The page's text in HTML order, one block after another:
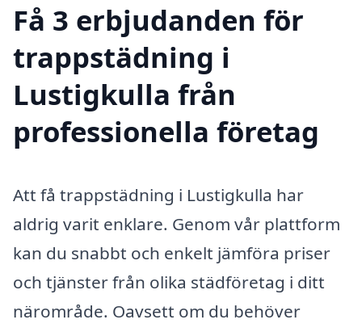
Få 3 erbjudanden för
trappstädning i
Lustigkulla från
professionella företag
Att få trappstädning i Lustigkulla har
aldrig varit enklare. Genom vår plattform
kan du snabbt och enkelt jämföra priser
och tjänster från olika städföretag i ditt
närområde. Oavsett om du behöver